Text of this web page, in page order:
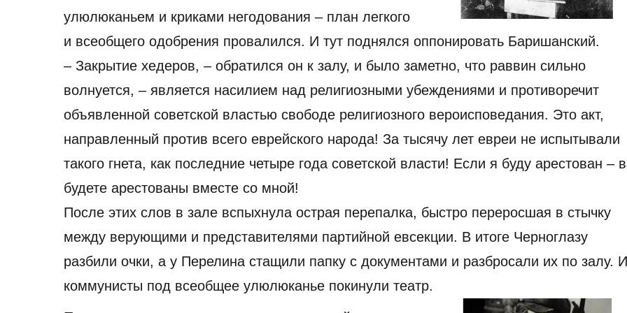
улюлюканьем и криками негодования – план легкого
и всеобщего одобрения провалился. И тут поднялся оппонировать Баришанский.
– Закрытие хедеров, – обратился он к залу, и было заметно, что раввин сильно
волнуется, – является насилием над религиозными убеждениями и противоречит
объявленной советской властью свободе религиозного вероисповедания. Это акт,
направленный против всего еврейского народа! За тысячу лет евреи не испытывали
такого гнета, как последние четыре года советской власти! Если я буду арестован –
будете арестованы вместе со мной!
После этих слов в зале вспыхнула острая перепалка, быстро переросшая в стычку
между верующими и представителями партийной евсекции. В итоге Черноглазу
разбили очки, а у Перелина стащили папку с документами и разбросали их по залу. И
коммунисты под всеобщее улюлюканье покинули театр.